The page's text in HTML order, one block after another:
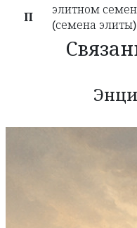
П
элитном
(семена элиты)